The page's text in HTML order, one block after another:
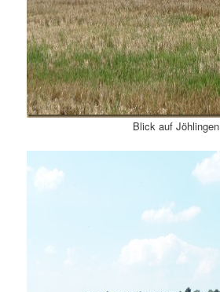
Blick auf Jöhlingen